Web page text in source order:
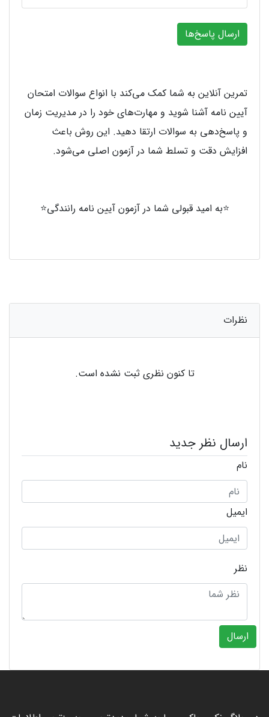
ارسال پاسخ‌ها
تمرین آنلاین به شما کمک می‌کند با انواع سوالات امتحان
آیین نامه آشنا شوید و مهارت‌های خود را در مدیریت زمان
و پاسخ‌دهی به سوالات ارتقا دهید. این روش باعث
افزایش دقت و تسلط شما در آزمون اصلی می‌شود.
⭐به امید قبولی شما در آزمون آیین نامه رانندگی⭐
نظرات
تا کنون نظری ثبت نشده است.
ارسال نظر جدید
نام
ایمیل
نظر
ارسال